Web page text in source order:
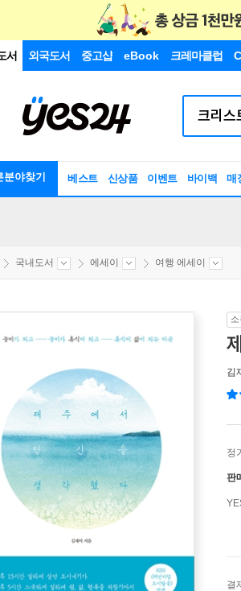
서 외국도서 중고샵 eBook 크레마클럽
분야찾기 베스트 신상품 이벤트 바이백 매
국내도서 에세이 여행 에세이
김
정
판
결